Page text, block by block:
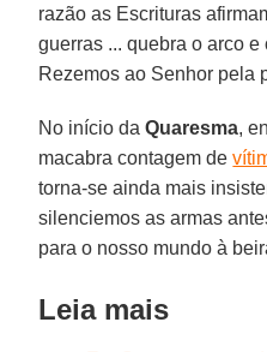
razão as Escrituras
guerras ... quebra o arco e
Rezemos ao Senhor pela
No início daQuaresma,
macabra contagem de
torna-se ainda mais
silenciemos as armas
para o nosso mundo à
Leia mais